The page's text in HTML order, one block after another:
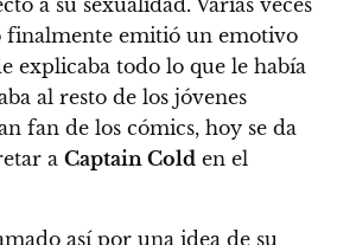
finalmente emitió un emotivo
explicaba todo lo que le había
al resto de los jóvenes
fan de los cómics, hoy se da
a Captain Cold en el
así por una idea de su